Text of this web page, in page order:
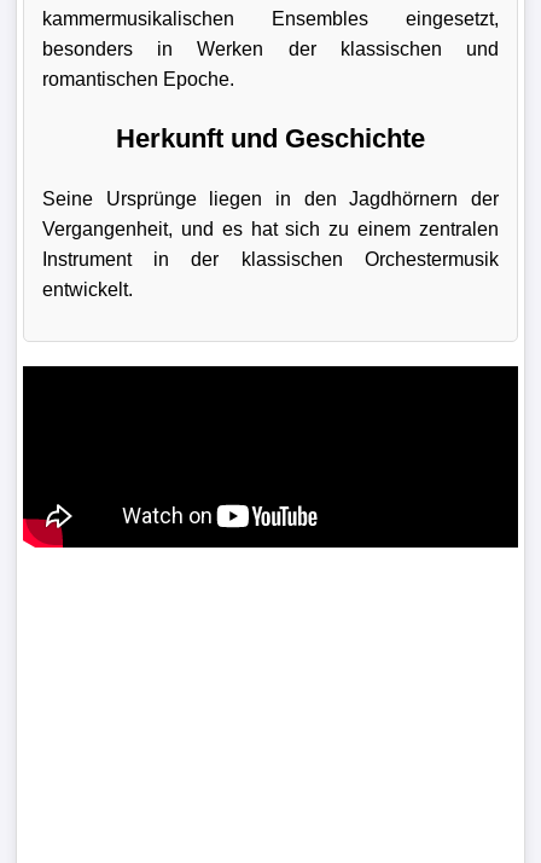
kammermusikalischen Ensembles eingesetzt,
besonders in Werken der klassischen und
romantischen Epoche.
Herkunft und Geschichte
Seine Ursprünge liegen in den Jagdhörnern der
Vergangenheit, und es hat sich zu einem zentralen
Instrument in der klassischen Orchestermusik
entwickelt.